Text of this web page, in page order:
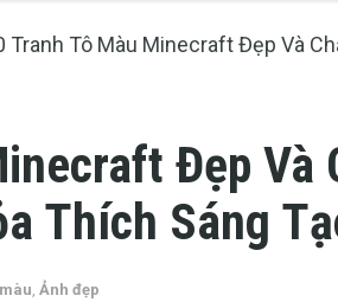
Tranh Tô Màu Minecraft Đẹp Và
Đẹp Và
Thích Sáng
, Ảnh đẹp